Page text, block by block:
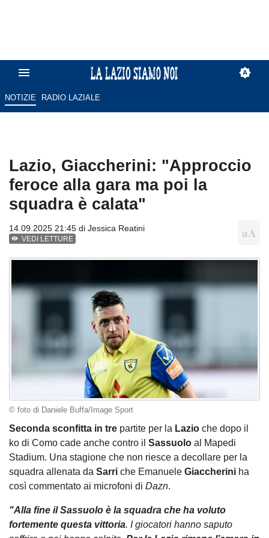
NOTIZIE RADIO LAZIALE
Lazio, Giaccherini: "Approccio
feroce alla gara ma poi la
squadra è calata"
14.09.2025 21:45 di Jessica Reatini
VEDI LETTURE
© foto di Daniele Buffa/Image Sport
Seconda sconfitta in tre partite per la Lazio che dopo il
ko di Como cade anche contro il Sassuolo al Mapedi
Stadium. Una stagione che non riesce a decollare per la
squadra allenata da Sarri che Emanuele Giaccherini ha
così commentato ai microfoni di Dazn.
"Alla fine il Sassuolo è la squadra che ha voluto
fortemente questa vittoria. I giocatori hanno saputo